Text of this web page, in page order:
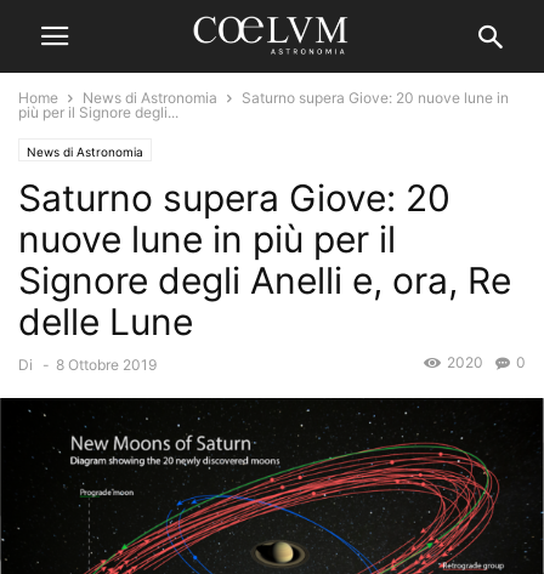
Home News di Astronomia
Saturno supera Giove: 20 nuove lune in
più per il Signore degli...
News di Astronomia
Saturno supera Giove: 20
nuove lune in più per il
Signore degli Anelli e, ora, Re
delle Lune
Di - 8 Ottobre 2019 0
2020